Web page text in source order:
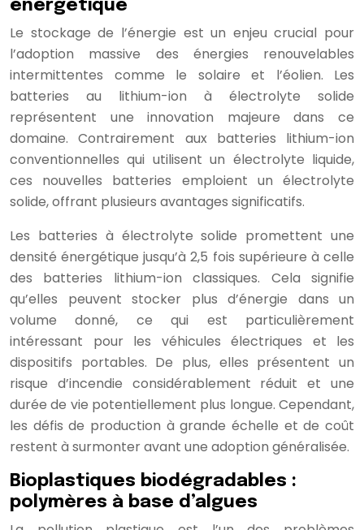
énergétique
Le stockage de l’énergie est un enjeu crucial pour
l’adoption massive des énergies renouvelables
intermittentes comme le solaire et l’éolien. Les
batteries au lithium-ion à électrolyte solide
représentent une innovation majeure dans ce
domaine. Contrairement aux batteries lithium-ion
conventionnelles qui utilisent un électrolyte liquide,
ces nouvelles batteries emploient un électrolyte
solide, offrant plusieurs avantages significatifs.
Les batteries à électrolyte solide promettent une
densité énergétique jusqu’à 2,5 fois supérieure à celle
des batteries lithium-ion classiques. Cela signifie
qu’elles peuvent stocker plus d’énergie dans un
volume donné, ce qui est particulièrement
intéressant pour les véhicules électriques et les
dispositifs portables. De plus, elles présentent un
risque d’incendie considérablement réduit et une
durée de vie potentiellement plus longue. Cependant,
les défis de production à grande échelle et de coût
restent à surmonter avant une adoption généralisée.
Bioplastiques biodégradables :
polymères à base d’algues